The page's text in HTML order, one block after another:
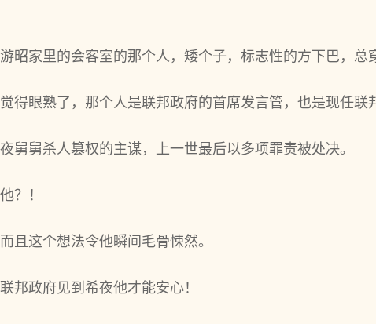
昭家里的会客室的那个人，矮个子，标志性的方下巴，总
得眼熟了，那个人是联邦政府的首席发言管，也是现任联
舅舅杀人篡权的主谋，上一世最后以多项罪责被处决。
？！
且这个想法令他瞬间毛骨悚然。
邦政府见到希夜他才能安心！